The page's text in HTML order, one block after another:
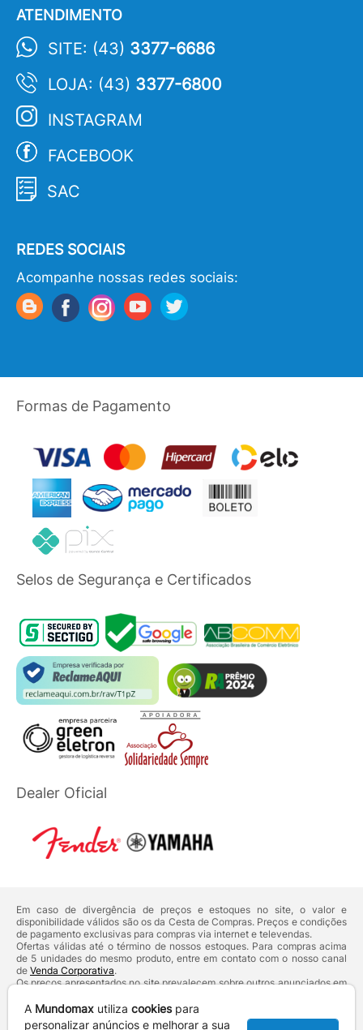
ATENDIMENTO
SITE: (43) 3377-6686
LOJA: (43) 3377-6800
INSTAGRAM
FACEBOOK
SAC
REDES SOCIAIS
Acompanhe nossas redes sociais:
Formas de Pagamento
Selos de Segurança e Certificados
Dealer Oficial
Em caso de divergência de preços e estoques no site, o valor e
disponibilidade válidos são os da Cesta de Compras. Preços e condições
de pagamento exclusivas para compras via internet e televendas.
Ofertas válidas até o término de nossos estoques. Para compras acima
de 5 unidades do mesmo produto, entre em contato com o nosso canal
de Venda Corporativa.
Os preços apresentados no site prevalecem sobre outros anunciados em
Defesa do Consumidor:Lei nº 8.078.
Vendas sujeitas à confirmação de dados e análises de crédito e risco.
A Mundomax utiliza cookiespara
personalizar anúncios e melhorar a sua